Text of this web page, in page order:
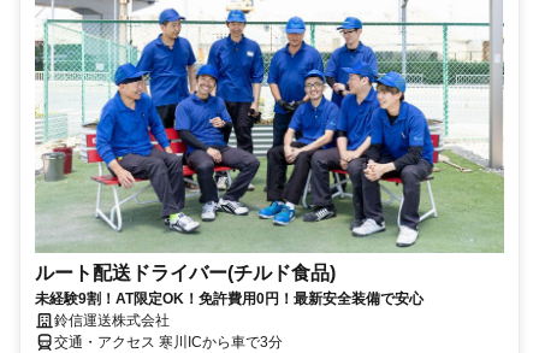
ルート配送ドライバー(チルド食品)
未経験9割！AT限定OK！免許費用0円！最新安全装備で安心
鈴信運送株式会社
交通・アクセス 寒川ICから車で3分